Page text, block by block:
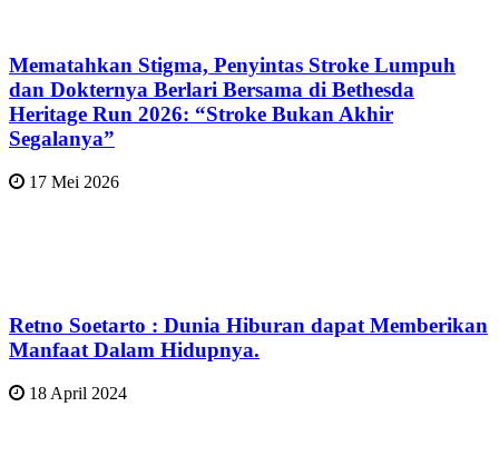
Mematahkan Stigma, Penyintas Stroke Lumpuh
dan Dokternya Berlari Bersama di Bethesda
Heritage Run 2026: “Stroke Bukan Akhir
Segalanya”
17 Mei 2026
Retno Soetarto : Dunia Hiburan dapat Memberikan
Manfaat Dalam Hidupnya.
18 April 2024